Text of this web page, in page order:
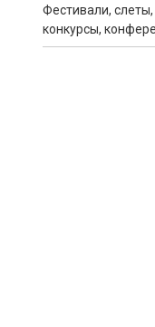
Фестивали,
конкурсы,